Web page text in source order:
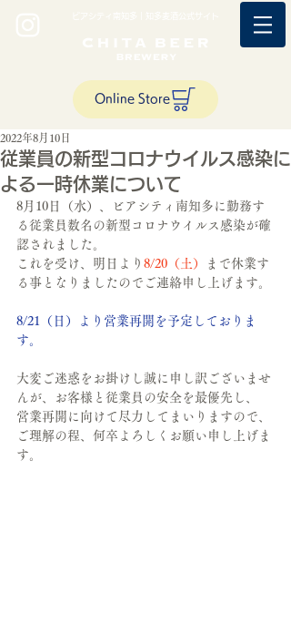
Online Store
従業員の新型コロナウイルス感染に
よる一時休業について
2022年8月10日
8月10日（水）、ビアシティ南知多に勤務す
る従業員数名の新型コロナウイルス感染が確
認されました。
これを受け、明日より 8/20（土）
まで休業す
る事となりましたのでご連絡申し上げます。
8/21（日）より営業再開を予定しておりま
す。
大変ご迷惑をお掛けし誠に申し訳ございませ
んが、お客様と従業員の安全を最優先し、
営業再開に向けて尽力してまいりますので、
ご理解の程、何卒よろしくお願い申し上げま
す。